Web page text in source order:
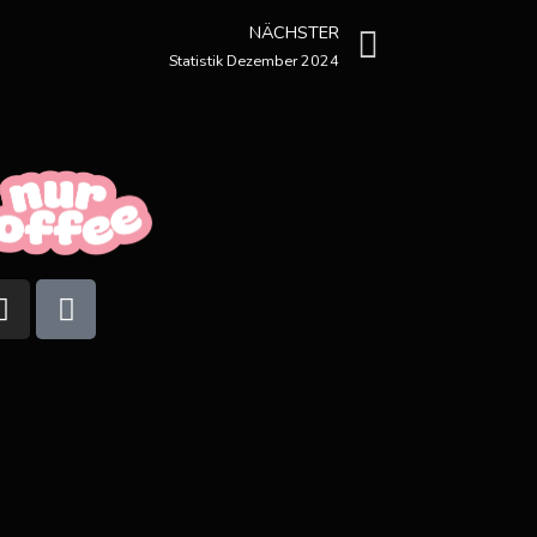
NÄCHSTER
Statistik Dezember 2024